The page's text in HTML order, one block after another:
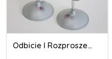
Odbicie I Rozproszenie Światła. Zwierciadła